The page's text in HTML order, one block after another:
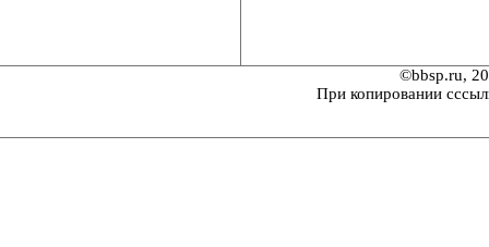
©bbsp.ru,
При копировании